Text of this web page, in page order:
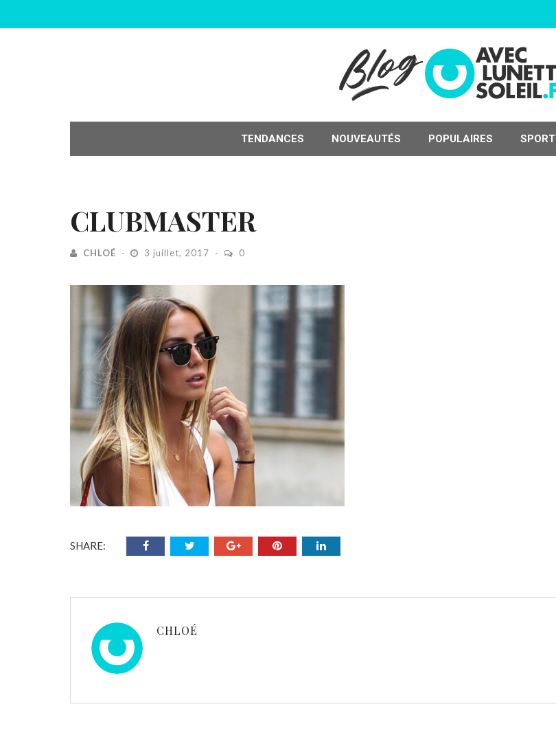
TENDANCES NOUVEAUTÉS POPULAIRES SPORT
CLUBMASTER
CHLOÉ 3 juillet, 2017 0
SHARE:
CHLOÉ